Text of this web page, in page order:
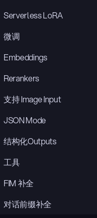
Serverless LoRA
微调
Embeddings
Rerankers
支持 Image Input
JSON Mode
结构化Outputs
工具
FIM 补全
对话前缀补全